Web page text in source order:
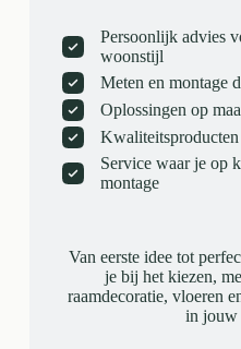
Persoonlijk advies
woonstijl
Meten en montage
Oplossingen op
Service waar je op
montage
Van eerste idee tot
je bij het kiezen,
raamdecoratie, vloeren
in jouw